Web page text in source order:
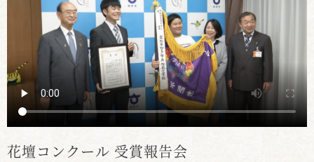
花壇コンクール 受賞報告会